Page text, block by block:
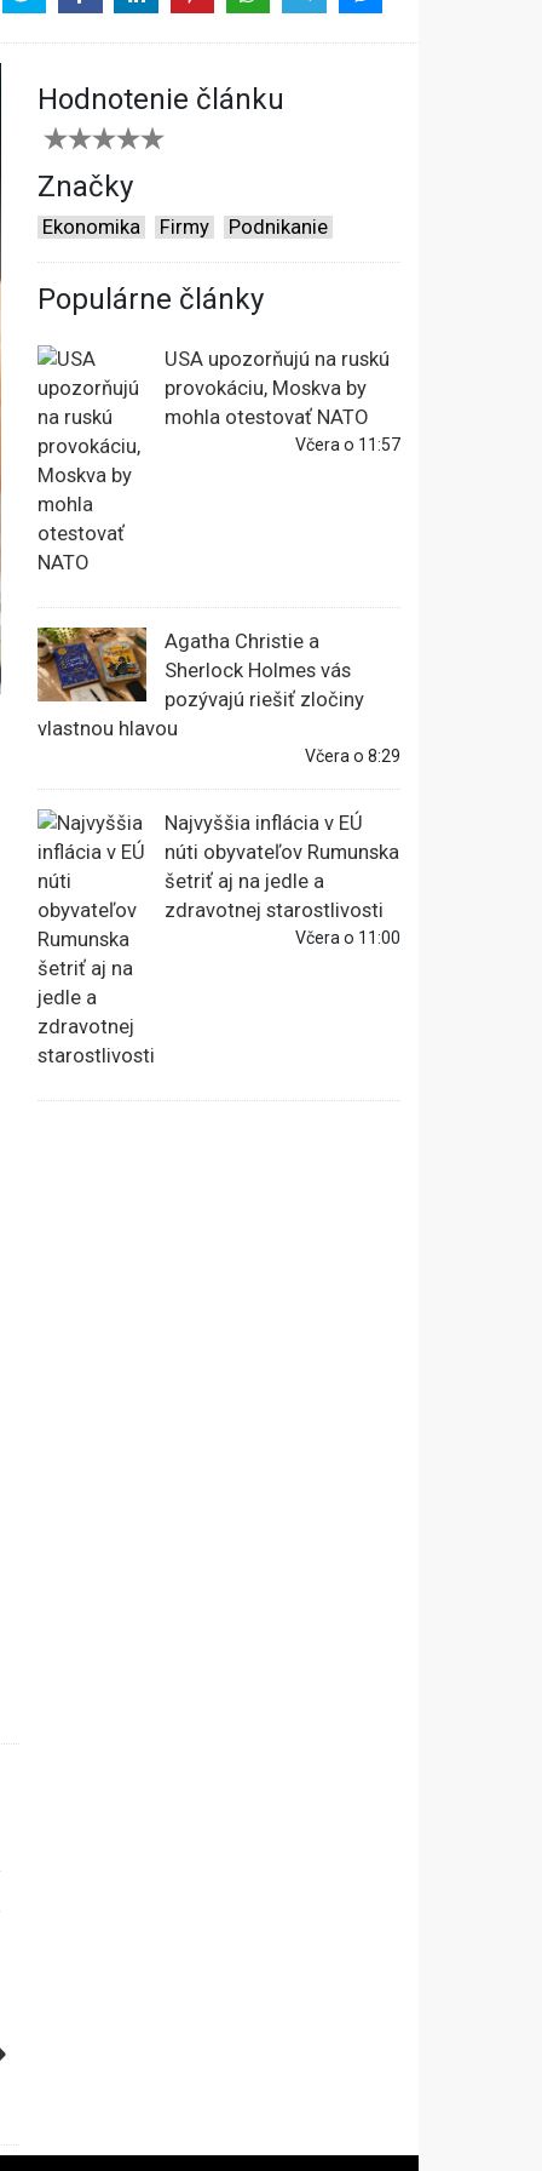
Hodnotenie článku
Značky
Ekonomika Firmy Podnikanie
Populárne články
USA upozorňujú na ruskú
provokáciu, Moskva by
mohla otestovať NATO
Včera o 11:57
Agatha Christie a
Sherlock Holmes vás
pozývajú riešiť zločiny
vlastnou hlavou
Včera o 8:29
Najvyššia inflácia v EÚ
núti obyvateľov Rumunska
šetriť aj na jedle a
zdravotnej starostlivosti
Včera o 11:00